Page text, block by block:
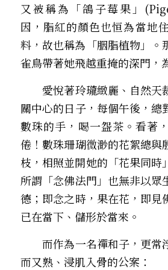
又被稱為「鴿子莓果」
因，脂紅的顏色也恒為當地
料，故也稱為「胭脂植物」。
雀鳥帶著她飛越重掩的深門，
愛悅著玲瓏緻麗、自然天
關中心的日子，每個午後，總
數珠的手，喝一盌茶。看
倦！數珠珊瑚微渺的花絮總與
枝，相照並開――她的「花果同
所謂「念佛法門」也無非以眾
德；即念之時，果在花，即見
已在當下、儲形於當來。
而作為一名禪和子，更常
而又熟、浸肌入骨的公案：